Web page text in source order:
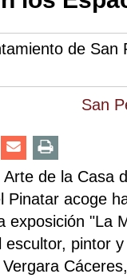
San
de San
Arte de la Casa
Pinatar acoge
exposición "La
escultor, pintor